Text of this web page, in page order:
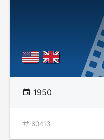
1950
60413